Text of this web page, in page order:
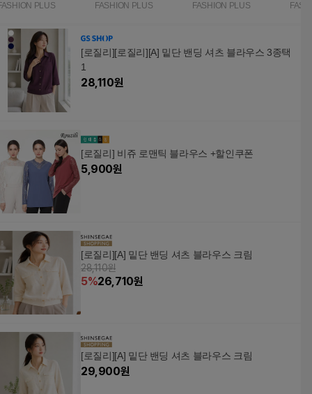
PLUS FASHION PLUS FASHION PLUS
[로질리][로질리][A] 밑단 밴딩 셔츠 블라우스 3종택
1
28,110원
[로질리] 비쥬 로맨틱 블라우스 +할인쿠폰
5,900원
[로질리][A] 밑단 밴딩 셔츠 블라우스 크림
28,110원
5%26,710원
[로질리][A] 밑단 밴딩 셔츠 블라우스 크림
29,900원